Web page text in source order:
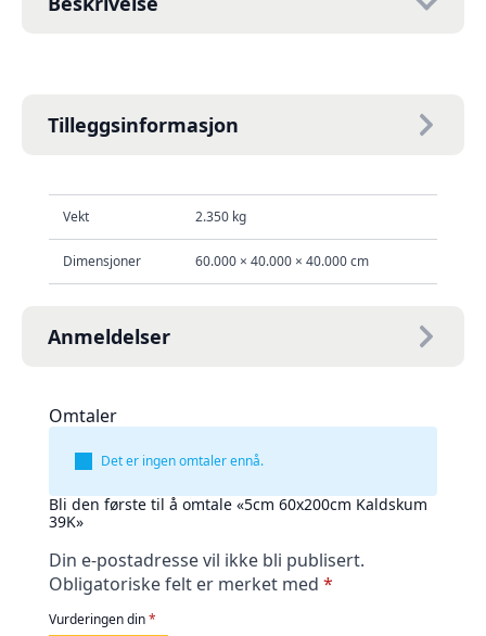
Tilleggsinformasjon
Vekt 2.350 kg
Dimensjoner 60.000 × 40.000 × 40.000 cm
Anmeldelser
Omtaler
Det er ingen omtaler ennå.
Bli den første til å omtale «5cm 60x200cm Kaldskum
39K»
Din e-postadresse vil ikke bli publisert.
Obligatoriske felt er merket med *
Vurderingen din*